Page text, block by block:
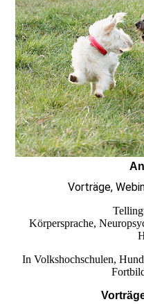
Vorträge,
Körpersprache,
In Volkshochschulen,